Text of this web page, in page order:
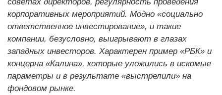
корпоративных мероприятий. Модно «социально
ответственное инвестирование», и такие
компании, безусловно, выигрывают в глазах
западных инвесторов. Характерен пример «РБК» и
концерна «Калина», которые уложились в искомые
параметры и в результате «выстрелили» на
фондовом рынке.